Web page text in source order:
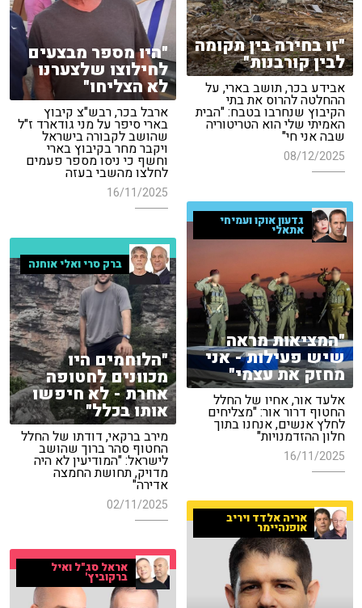
"זו בחירה בין תקומה
לבין קורבנות"
אבידע בכר, תושב בארי, על
ההחלטה להרוס את בתי
הקיבוץ שנחרבו בטבח: "הבית
האמיתי שלי הוא הטריטוריה
שבה אני חי"
08/12/2025
"היו מספר מבצעים
לחילוצו שלצערנו
לא הצליחו"
ארבל בכר, רבש"צ קיבוץ
בארי סיפר על מני גודארד ז"ל
שהושב לקבורה בישראל
ויקבר מחר בקיבוץ בארי
וחשף כי ניסו מספר פעמים
לחלצו מהשבי בעזה
16/11/2025
גדעון אוקו ועמיחי
אתאלי
"המציאות מראה
שיש פעילות - אני
מחזק את עצמי"
אלעד אור, אחיו של החלל
החטוף דרור אור: "מצליחים
לחלץ אנשים, אנחנו בתוך
חלון ההזדמנויות"
16/11/2025
ברק סרי ואלי אוחנה
"הלוחמים היו
מכוונים לחטופה
אחרת - לא חיפשו
אותו בכלל"
מירב ברקאי, דודתו של החלל
החטוף סהר ברוך שהושב
לישראל: "המודיעין לא היה
מדויק, תחושת החמצה
אדירה"
02/11/2025
אריה אלדד ויריב
אופנהיימר
אראל סג"ל ואיל
ברקוביץ'